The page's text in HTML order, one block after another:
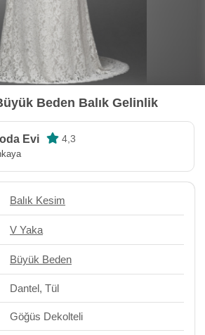
Beden Balık Gelinlik
Evi 4,3
Balık Kesim
V Yaka
Büyük Beden
Dantel, Tül
Göğüs Dekolteli